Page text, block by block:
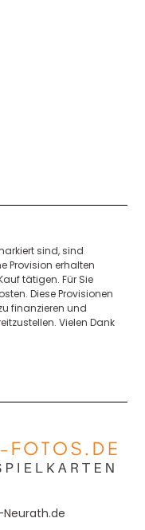
sind, sind
Provision erhalten
tätigen. Für Sie
Diese Provisionen
finanzieren und
Vielen Dank